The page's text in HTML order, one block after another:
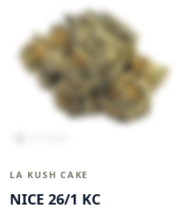
LA KUSH CAKE
NICE 26/1 KC